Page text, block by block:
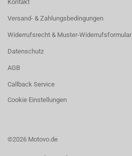
Kontakt
Versand- & Zahlungsbedingungen
Widerrufsrecht & Muster-Widerrufsformular
Datenschutz
AGB
Callback Service
Cookie Einstellungen
©2026 Motovo.de